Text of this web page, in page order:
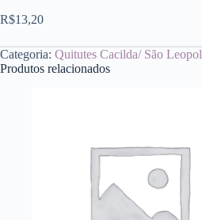
R$13,20
Categoria: Quitutes Cacilda/ São
Produtos relacionados